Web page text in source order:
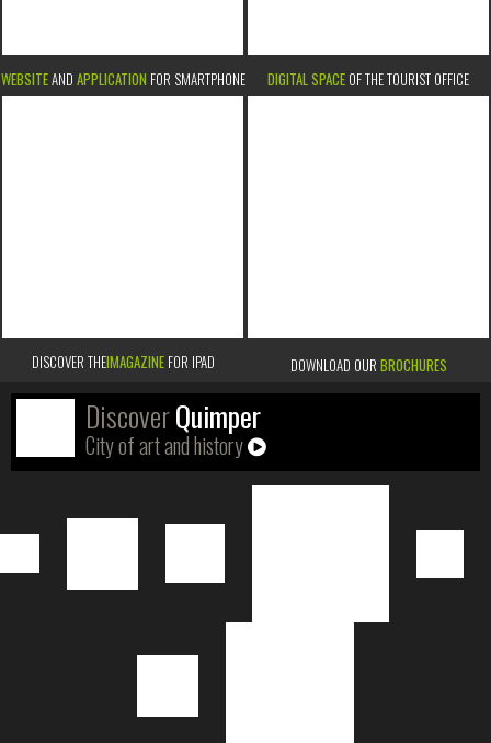
WEBSITEAND APPLICATION FOR SMARTPHONE DIGITAL SPACE OF THE TOURIST OFFICE
DISCOVER THEIMAGAZINEFOR IPAD DOWNLOAD OUR BROCHURES
DiscoverQuimper
City of art and history